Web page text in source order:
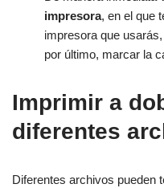
impresora, en el que
impresora que
por último, marcar la
Imprimir a
diferentes
Diferentes archivos pueden